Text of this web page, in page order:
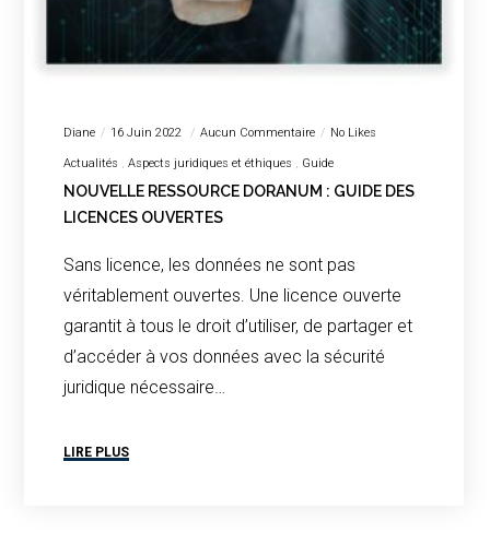
Diane 16 Juin 2022 Aucun Commentaire No Likes
Actualités Aspects juridiques et éthiques Guide
NOUVELLE RESSOURCE DORANUM : GUIDE DES
LICENCES OUVERTES
Sans licence, les données ne sont pas
véritablement ouvertes. Une licence ouverte
garantit à tous le droit d’utiliser, de partager et
d’accéder à vos données avec la sécurité
juridique nécessaire…
LIRE PLUS